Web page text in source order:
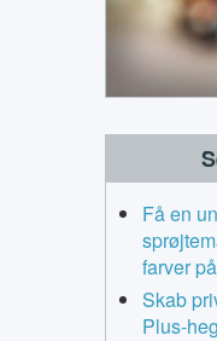
Få en
farver
Skab
Plus-